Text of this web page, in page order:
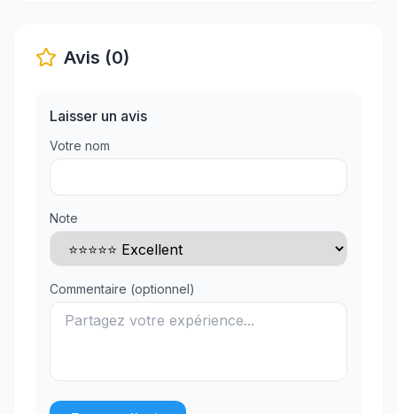
Avis (0)
Laisser un avis
Votre nom
Note
Commentaire (optionnel)